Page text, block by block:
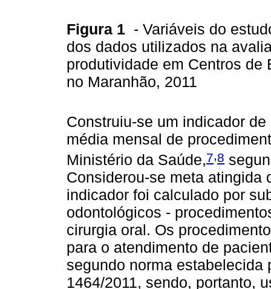
Figura 1 - Variáveis do
dos dados utilizados na
produtividade em Centros de
no Maranhão, 2011
Construiu-se um indicador
média mensal de
Ministério da Saúde,7,8
Considerou-se meta atingida
indicador foi calculado por
odontológicos -
cirurgia oral. Os
para o atendimento de
segundo norma estabelecida
1464/2011, sendo, portanto,